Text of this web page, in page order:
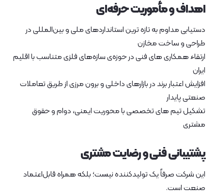
اهداف و مأموریت حرفه‌ای
دستیابی مداوم به تازه‌ ترین استانداردهای ملی و بین‌المللی در
طراحی و ساخت مخازن
ارتقاء همکاری‌ های فنی در حوزه‌ی سازه‌های فلزی متناسب با اقلیم
ایران
افزایش اعتبار برند در بازارهای داخلی و برون‌ مرزی از طریق تعاملات
صنعتی پایدار
تشکیل تیم های تخصصی با محوریت ایمنی، دوام و حقوق
مشتری
پشتیبانی فنی و رضایت مشتری
این شرکت صرفاً یک تولیدکننده نیست؛ بلکه همراه قابل‌اعتماد
صنعت است.